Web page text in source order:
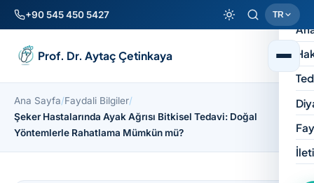
+90 545 450 5427 TR
Prof. Dr. Aytaç Çetinkaya
Ana Sayfa/Faydali Bilgiler/
Şeker Hastalarında Ayak Ağrısı Bitkisel Tedavi: Doğal
Yöntemlerle Rahatlama Mümkün mü?